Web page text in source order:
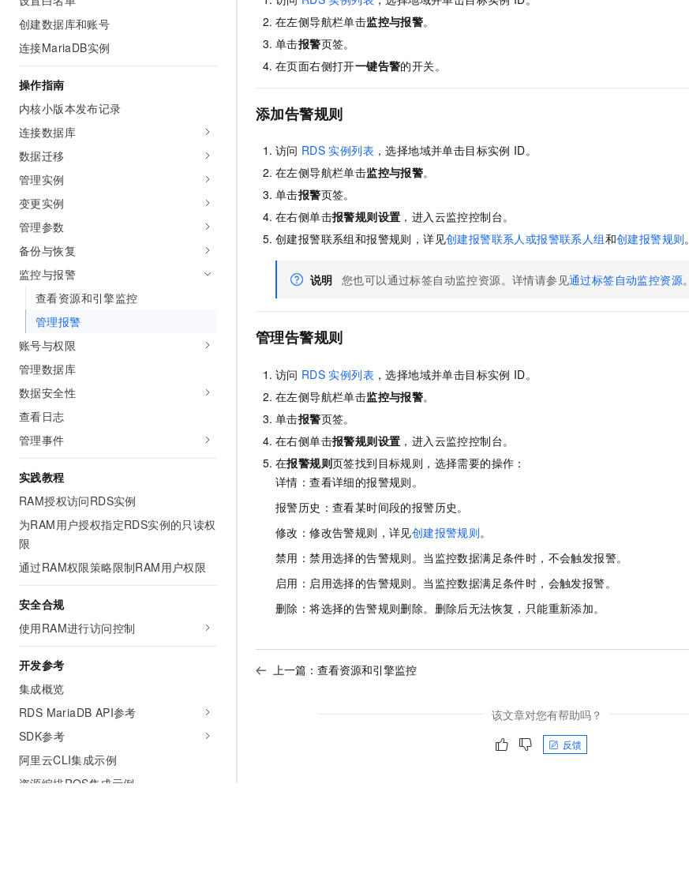
创建数据库和账号
连接MariaDB实例
操作指南
内核小版本发布记录
连接数据库
数据迁移
管理实例
变更实例
管理参数
备份与恢复
监控与报警
查看资源和引擎监控
管理报警
账号与权限
管理数据库
数据安全性
查看日志
管理事件
实践教程
RAM授权访问RDS实例
为RAM用户授权指定RDS实例的只读权
限
通过RAM权限策略限制RAM用户权限
安全合规
使用RAM进行访问控制
开发参考
集成概览
RDS MariaDB API参考
SDK参考
阿里云CLI集成示例
资源编排ROS集成示例
在左侧导航栏单击监控与报警。
单击报警页签。
在页面右侧打开一键告警的开关。
添加告警规则
访问 RDS 实例列表 ，选择地域并单击目标实例 ID。
在左侧导航栏单击监控与报警。
单击报警页签。
在右侧单击报警规则设置 ，进入云监控控制台。
创建报警联系组和报警规则，详见创建报警联系人或报警联系人组和创建报警规则。
说明 您也可以通过标签自动监控资源。详情请参见通过标签自动监控资源。
管理告警规则
访问 RDS 实例列表 ，选择地域并单击目标实例 ID。
在左侧导航栏单击监控与报警。
单击报警页签。
在右侧单击报警规则设置 ，进入云监控控制台。
在报警规则页签找到目标规则，选择需要的操作：
详情：查看详细的报警规则。
报警历史：查看某时间段的报警历史。
修改：修改告警规则，详见创建报警规则。
禁用：禁用选择的告警规则。当监控数据满足条件时，不会触发报警。
启用：启用选择的告警规则。当监控数据满足条件时，会触发报警。
删除：将选择的告警规则删除。删除后无法恢复，只能重新添加。
上一篇： 查看资源和引擎监控
该文章对您有帮助吗？
反馈